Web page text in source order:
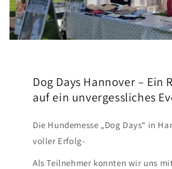
Dog Days Hannover – Ein
auf ein unvergessliches
Die Hundemesse „Dog Days“ in
voller Erfolg-
Als Teilnehmer konnten wir uns